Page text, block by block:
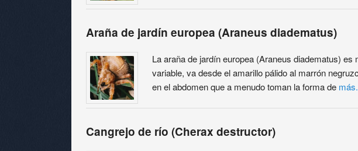
Araña de jardín europea (Araneus diadematus)
La araña de jardín europea (Araneus diadematus) es
variable, va desde el amarillo pálido al marrón
en el abdomen que a menudo toman la forma de
Cangrejo de río (Cherax destructor)